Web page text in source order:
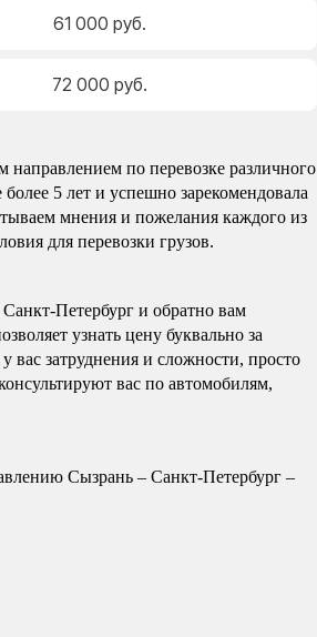
61 000 руб.
72 000 руб.
по перевозке различного
5 лет и успешно зарекомендовала
мнения и пожелания каждого из
для перевозки грузов.
Петербург и обратно вам
узнать цену буквально за
вас затруднения и сложности, просто
вас по автомобилям,
Сызрань – Санкт-Петербург –